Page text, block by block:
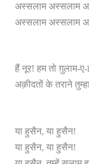
अस्सलाम अस्सलाम
अस्सलाम अस्सलाम
हैं नूर! हम तो ग़ुलाम-
अक़ीदतों के तराने
या हुसैन, या हुसैन!
या हुसैन, या हुसैन!